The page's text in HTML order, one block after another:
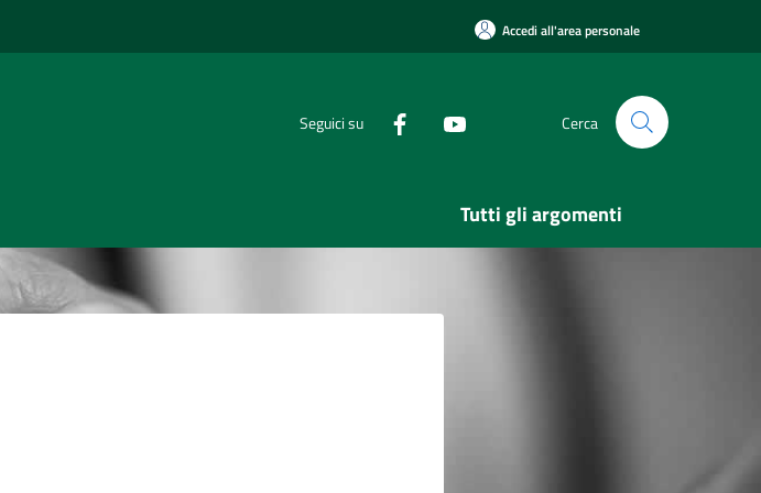
Accedi all'area personale
Seguici su Cerca
Tutti gli argomenti